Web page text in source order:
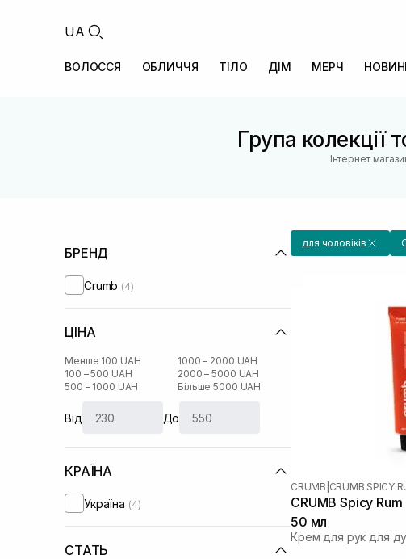
UA
ВОЛОССЯ ОБЛИЧЧЯ ТІЛО ДІМ МЕРЧ
Група колекції
Інтернет
БРЕНД
Crumb (4)
ЦІНА
Менше 100 UAH
100 – 500 UAH
500 – 1000 UAH
1000 – 2000 UAH
2000 – 5000 UAH
Більше 5000 UAH
Від До
КРАЇНА
Україна (4)
СТАТЬ
для чоловіків
CRUMB CRUMB SPICY
CRUMB Spicy
50 мл
Крем для рук для